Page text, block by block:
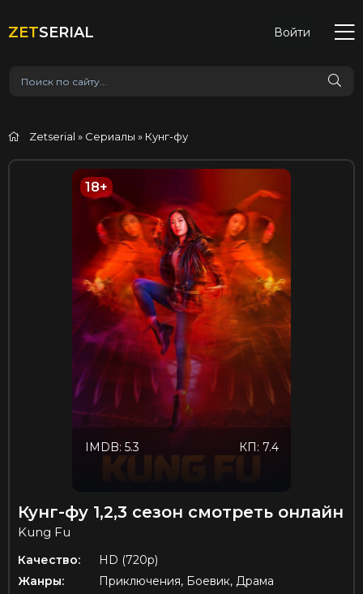
ZETSERIAL Войти
Zetserial » Сериалы » Кунг-фу
18+
КП: 7.4
IMDB: 5.3
Кунг-фу 1,2,3 сезон смотреть онлайн
Kung Fu
Качество:
HD (720p)
Жанры:
Приключения, Боевик, Драма